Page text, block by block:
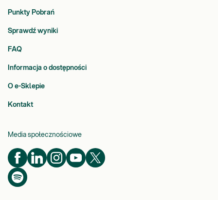
Punkty Pobrań
Sprawdź wyniki
FAQ
Informacja o dostępności
O e-Sklepie
Kontakt
Media społecznościowe